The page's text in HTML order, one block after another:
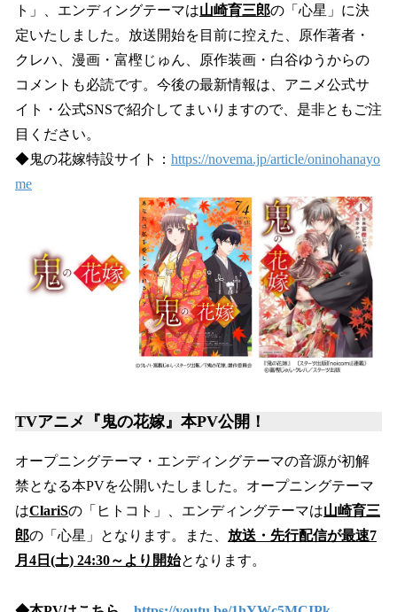
で
す
ト」、エンディングテーマは山崎育三郎の「心星」に決
定いたしました。放送開始を目前に控えた、原作著者・
クレハ、漫画・富樫じゅん、原作装画・白谷ゆうからの
コメントも必読です。今後の最新情報は、アニメ公式サ
イト・公式SNSで紹介してまいりますので、是非ともご注
目ください。
◆鬼の花嫁特設サイト： https://novema.jp/article/oninohanayo
me
TVアニメ『鬼の花嫁』本PV公開！
オープニングテーマ・エンディングテーマの音源が初解
禁となる本PVを公開いたしました。オープニングテーマ
はClariSの「ヒトコト」、エンディングテーマは山崎育三
郎の「心星」となります。また、 放送・先行配信が最速7
月4日(土) 24:30～より開始となります。